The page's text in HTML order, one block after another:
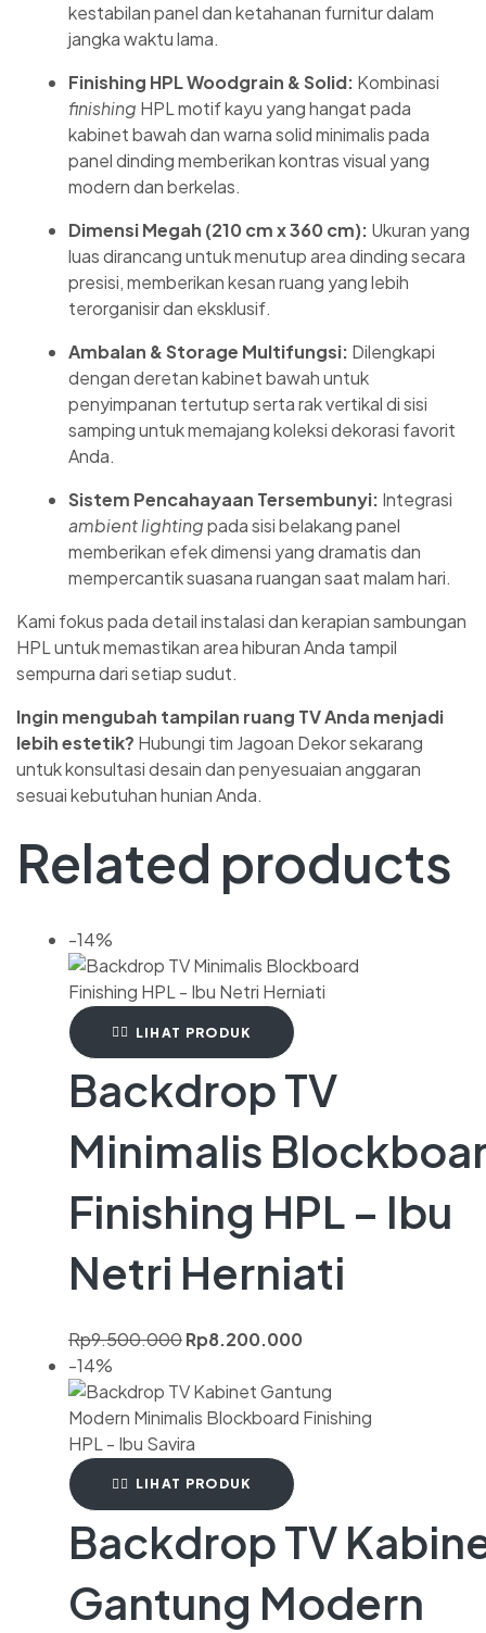
kestabilan panel dan ketahanan furnitur dalam
jangka waktu lama.
Finishing HPL Woodgrain & Solid: Kombinasi
finishing HPL motif kayu yang hangat pada
kabinet bawah dan warna solid minimalis pada
panel dinding memberikan kontras visual yang
modern dan berkelas.
Dimensi Megah (210 cm x 360 cm): Ukuran yang
luas dirancang untuk menutup area dinding secara
presisi, memberikan kesan ruang yang lebih
terorganisir dan eksklusif.
Ambalan & Storage Multifungsi: Dilengkapi
dengan deretan kabinet bawah untuk
penyimpanan tertutup serta rak vertikal di sisi
samping untuk memajang koleksi dekorasi favorit
Anda.
Sistem Pencahayaan Tersembunyi: Integrasi
ambient lightingpada sisi belakang panel
memberikan efek dimensi yang dramatis dan
mempercantik suasana ruangan saat malam hari.
Kami fokus pada detail instalasi dan kerapian sambungan
HPL untuk memastikan area hiburan Anda tampil
sempurna dari setiap sudut.
Ingin mengubah tampilan ruang TV Anda menjadi
lebih estetik? Hubungi tim Jagoan Dekor sekarang
untuk konsultasi desain dan penyesuaian anggaran
sesuai kebutuhan hunian Anda.
Related products
-14%
LIHAT PRODUK
Backdrop TV
Minimalis
Finishing HPL – Ibu
Netri Herniati
Rp9.500.000Rp8.200.000
-14%
LIHAT PRODUK
Backdrop TV
Gantung Modern